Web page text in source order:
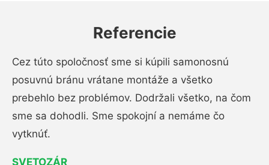
Referencie
Cez túto spoločnosť sme si kúpili samonosnú
posuvnú bránu vrátane montáže a všetko
prebehlo bez problémov. Dodržali všetko, na čom
sme sa dohodli. Sme spokojní a nemáme čo
vytknúť.
SVETOZÁR